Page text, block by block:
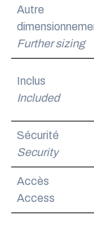
Autre
Further sizing
Inclus
Included
Sécurité
Security
Accès
Access